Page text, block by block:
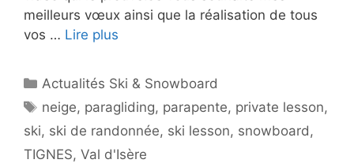
meilleurs vœux ainsi que la réalisation de tous
vos … Lire plus
Catégories
Actualités Ski & Snowboard
Étiquettes
neige, paragliding, parapente, private lesson,
ski, ski de randonnée, ski lesson, snowboard ,
TIGNES, Val d'Isère